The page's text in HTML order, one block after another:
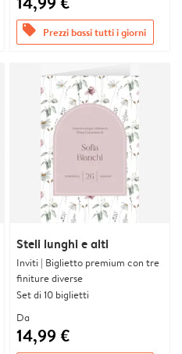
offers Prezzi bassi tutti i giorni
Steli lunghi e alti
Inviti | Biglietto premium con tre
finiture diverse
Set di 10 biglietti
Da
14,99 €